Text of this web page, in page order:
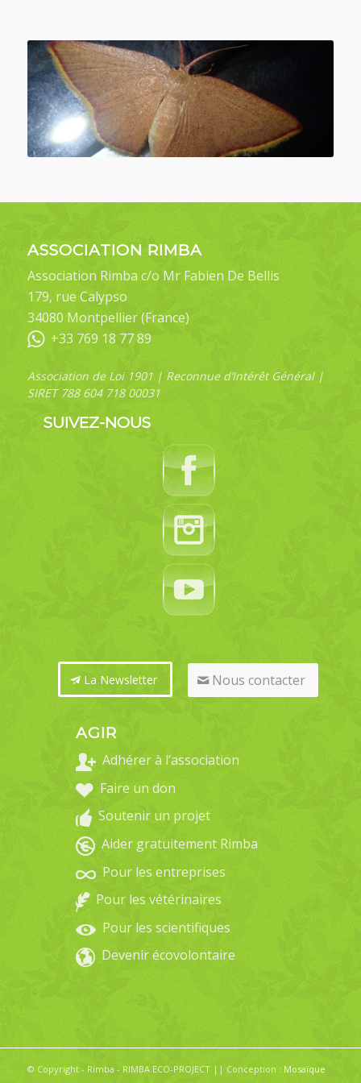
ASSOCIATION RIMBA
Association Rimba c/o Mr Fabien De Bellis
179, rue Calypso
34080 Montpellier (France)
+33 769 18 77 89
Association de Loi 1901 | Reconnue d’Intérêt Général |
SIRET 788 604 718 00031
SUIVEZ-NOUS
La Newsletter Nous contacter
AGIR
Adhérer à l’association
Faire un don
Soutenir un projet
Aider gratuitement Rimba
Pour les entreprises
Pour les vétérinaires
Pour les scientifiques
Devenir écovolontaire
© Copyright - Rimba - RIMBA ECO-PROJECT || Conception : Mosaïque